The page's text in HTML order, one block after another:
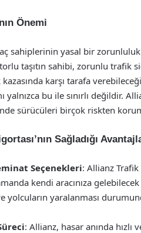
Önemi
sahiplerinin yasal bir
taşıtın sahibi, zorunlu trafik
karşı tarafa
yalnızca bu ile sınırlı değildir.
sürücüleri birçok riskten
Sağladığı
Seçenekleri: Allianz Trafik
kendi aracınıza
yolcuların yaralanması
: Allianz, hasar anında